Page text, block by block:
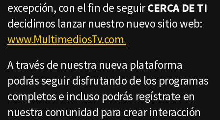
excepción, con el fin de seguirCERCA DE TI
decidimos lanzar nuestro nuevo sitio web:
www.MultimediosTv.com
A través de nuestra nueva plataforma
podrás seguir disfrutando de los programas
completos e incluso podrás regístrate en
nuestra comunidad para crear interacción